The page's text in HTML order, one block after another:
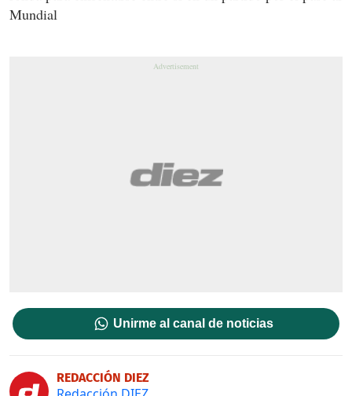
Mundial
Unirme al canal de noticias
REDACCIÓN DIEZ